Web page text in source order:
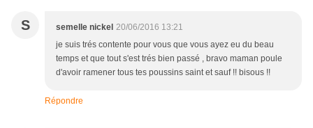
S semelle nickel 20/06/2016 13:21
je suis trés contente pour vous que vous ayez eu du beau
temps et que tout s'est trés bien passé , bravo maman poule
d'avoir ramener tous tes poussins saint et sauf !! bisous !!
Répondre